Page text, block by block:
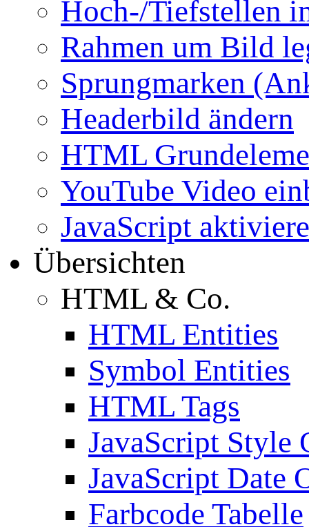
Hoch-/Tiefstellen
Rahmen um Bild
Sprungmarken
Headerbild ändern
HTML
YouTube Video
JavaScript
Übersichten
HTML & Co.
HTML Entities
Symbol Entities
HTML Tags
JavaScript Style
JavaScript Date
Farbcode Tabelle